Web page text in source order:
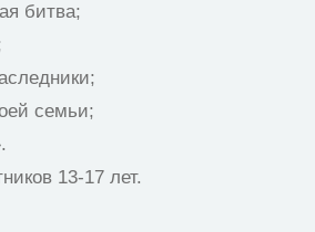
битва;
семьи;
13-17 лет.